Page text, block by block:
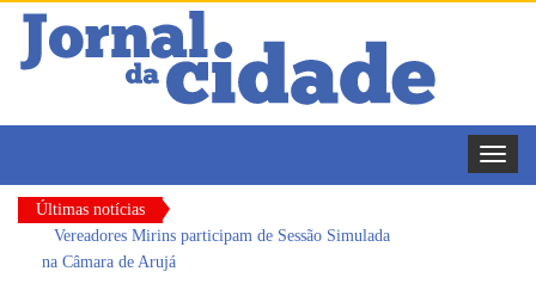
Toggle
Últimas notícias
Vereadores Mirins participam de Sessão Simulada
na Câmara de Arujá